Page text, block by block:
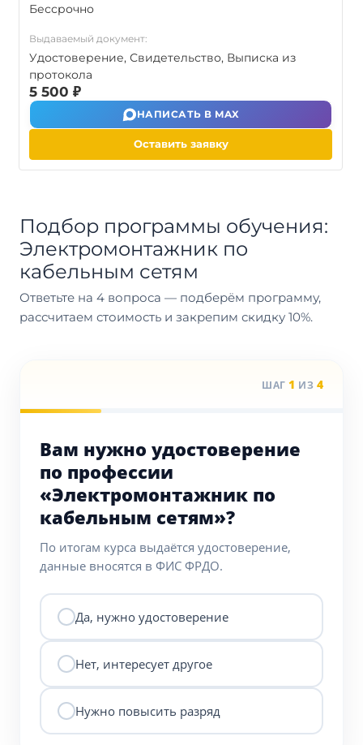
Бессрочно
Выдаваемый документ:
Удостоверение, Свидетельство, Выписка из
протокола
5 500 ₽
НАПИСАТЬ В MAX
Оставить заявку
Подбор программы обучения:
Электромонтажник по
кабельным сетям
Ответьте на 4 вопроса — подберём программу,
рассчитаем стоимость и закрепим скидку 10%.
ШАГ 1 ИЗ 4
Вам нужно удостоверение
по профессии
«Электромонтажник по
кабельным сетям»?
По итогам курса выдаётся удостоверение,
данные вносятся в ФИС ФРДО.
Да, нужно удостоверение
Нет, интересует другое
Нужно повысить разряд